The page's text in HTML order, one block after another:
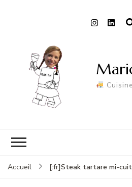
Accueil [:fr]Steak tartare mi-